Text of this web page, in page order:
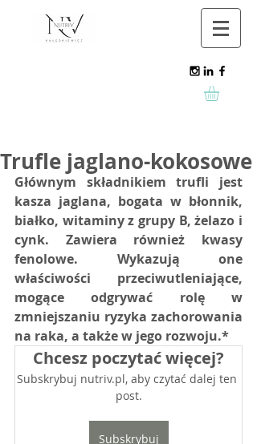
Trufle jaglano-kokosowe
Głównym składnikiem trufli jest
kasza jaglana, bogata w błonnik,
białko, witaminy z grupy B, żelazo i
cynk. Zawiera również kwasy
fenolowe. Wykazują one
właściwości przeciwutleniające,
mogące odgrywać rolę w
zmniejszaniu ryzyka zachorowania
na raka, a także w jego rozwoju.*
Chcesz poczytać więcej?
Subskrybuj nutriv.pl, aby czytać dalej ten
post.
Subskrybuj